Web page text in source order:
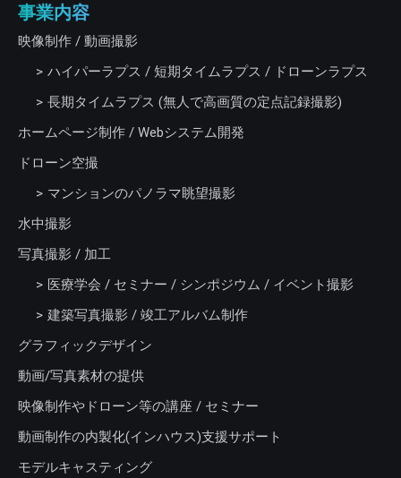
事業内容
映像制作 / 動画撮影
ハイパーラプス / 短期タイムラプス / ドローンラプス
長期タイムラプス (無人で高画質の定点記録撮影)
ホームページ制作 / Webシステム開発
ドローン空撮
マンションのパノラマ眺望撮影
水中撮影
写真撮影 / 加工
医療学会 / セミナー / シンポジウム / イベント撮影
建築写真撮影 / 竣工アルバム制作
グラフィックデザイン
動画/写真素材の提供
映像制作やドローン等の講座 / セミナー
動画制作の内製化(インハウス)支援サポート
モデルキャスティング